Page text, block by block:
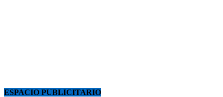
ESPACIO PUBLICITARIO